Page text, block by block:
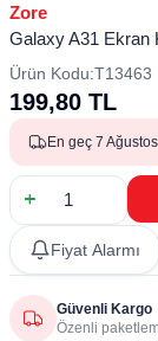
Zore
Galaxy A31 Ekran
Ürün Kodu:T13463
199,80 TL
En geç 7
Fiyat Alarmı
Güvenli Kargo
Özenli